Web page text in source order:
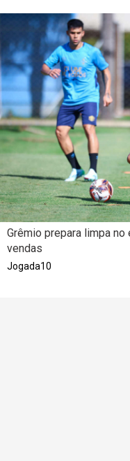
Grêmio prepara limpa
vendas
Jogada10